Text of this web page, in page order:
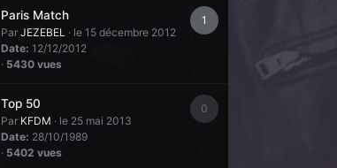
1
Paris Match
ParJEZEBEL · le 15 décembre 2012
Date: 12/12/2012
· 5430 vues
0
Top 50
Par KFDM · le 25 mai 2013
Date: 28/10/1989
· 5402 vues